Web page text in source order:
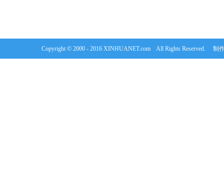
Copyright © 2000 - 2016 XINHUANET.com All Rights Reserved. 制